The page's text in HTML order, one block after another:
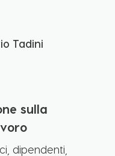
Tadini
sulla
dipendenti,